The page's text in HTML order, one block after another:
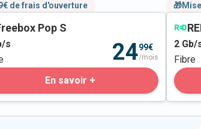
de frais d'ouverture
Pop S
s
2499€
/mois
En savoir +
2 Gb/
Fibre